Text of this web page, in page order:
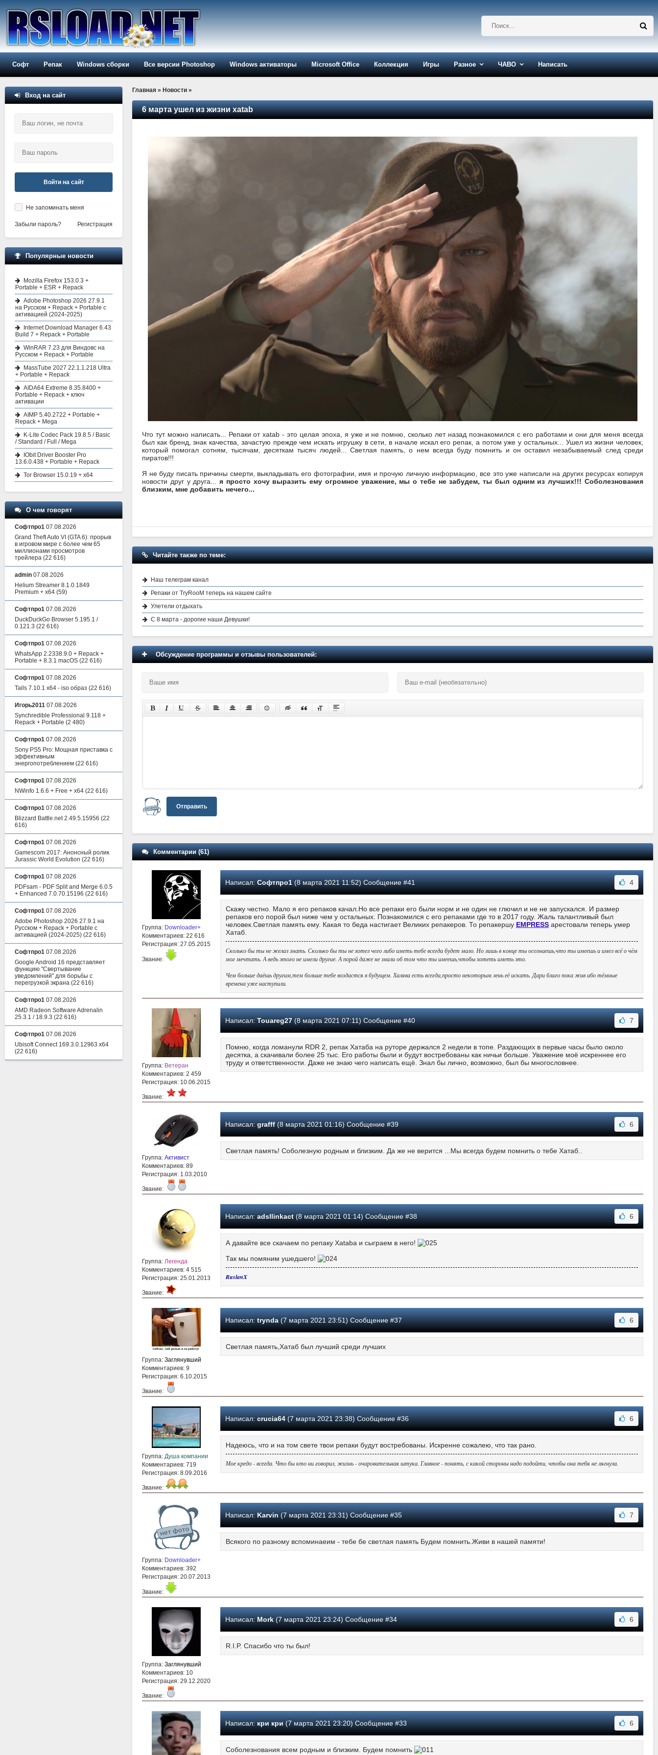
Софт Репак Windows сборки Все версии Photoshop Windows активаторы Microsoft Office Коллекция Игры Разное ЧАВО Написать
Главная » Новости »
6 марта ушел из жизни xatab
Что тут можно написать... Репаки от xatab - это целая эпоха, я уже и не помню, сколько лет назад познакомился с его работами и они для меня всегда
был как бренд, знак качества, зачастую прежде чем искать игрушку в сети, в начале искал его репак, а потом уже у остальных... Ушел из жизни человек,
который помогал сотням, тысячам, десяткам тысяч людей... Светлая память, о нем всегда буду помнить и он оставил незабываемый след среди
пиратов!!!
Я не буду писать причины смерти, выкладывать его фотографии, имя и прочую личную информацию, все это уже написали на других ресурсах копируя
новости друг у друга...я просто хочу выразить ему огромное уважение, мы о тебе не забудем, ты был одним из лучших!!! Соболезнования
близким, мне добавить нечего...
Читайте также по теме:
Наш телеграм канал
Репаки от TryRooM теперь на нашем сайте
Улетели отдыхать
С 8 марта - дорогие наши Девушки!
Обсуждение программы и отзывы пользователей:
Отправить
Комментарии (61)
Группа: Downloader+
Комментариев: 22 616
Регистрация: 27.05.2015
Звание:
Написал: Софтпро1(8 марта 2021 11:52) Сообщение #41 4
Скажу честно. Мало я его репаков качал.Но все репаки его были норм и не один не глючил и не не запускался. И размер
репаков его порой был ниже чем у остальных. Познакомился с его репаками где то в 2017 году. Жаль талантливый был
человек.Светлая память ему. Какая то беда настигает Великих репакеров. То репакершу EMPRESS арестовали теперь умер
Хатаб.
Сколько бы ты не желал знать. Сколько бы ты не хотел чего либо иметь тебе всегда будет мало. Но лишь в конце ты осознаешь,что ты имеешь и имел всё о чём
мог мечтать. А ведь этого не имели другие. А порой даже не знали об том что ты имеешь,чтобы хотеть иметь это.
Чем больше даёшь другим,тем больше тебе воздастся в будущем. Халява есть всегда,просто некоторым лень её искать. Дари благо пока жив ибо тёмные
времена уже наступили.
Группа: Ветеран
Комментариев: 2 459
Регистрация: 10.06.2015
Звание:
Написал: Touareg27(8 марта 2021 07:11) Сообщение #40 7
Помню, когда ломанули RDR 2, репак Хатаба на руторе держался 2 недели в топе. Раздающих в первые часы было около
десятка, а скачивали более 25 тыс. Его работы были и будут востребованы как ничьи больше. Уважение моё искреннее его
труду и ответственности. Даже не знаю чего написать ещё. Знал бы лично, возможно, был бы многословнее.
Группа: Активист
Комментариев: 89
Регистрация: 1.03.2010
Звание:
Написал: grafff(8 марта 2021 01:16) Сообщение #39 6
Светлая память! Соболезную родным и близким. Да же не верится ...Мы всегда будем помнить о тебе Хатаб..
Группа: Легенда
Комментариев: 4 515
Регистрация: 25.01.2013
Звание:
Написал: adsllinkact(8 марта 2021 01:14) Сообщение #38 6
А давайте все скачаем по репаку Xataba и сыграем в него!
Так мы помяним ушедшего!
RuslanX
Группа: Заглянувший
Комментариев: 9
Регистрация: 6.10.2015
Звание:
Написал: trynda(7 марта 2021 23:51) Сообщение #37 6
Светлая память,Хатаб был лучший среди лучших
Группа: Душа компании
Комментариев: 719
Регистрация: 8.09.2016
Звание:
Написал: crucia64(7 марта 2021 23:38) Сообщение #36 6
Надеюсь, что и на том свете твои репаки будут востребованы. Искренне сожалею, что так рано.
Мое кредо - всегда. Что бы кто ни говорил, жизнь - очаровательная штука. Главное - понять, с какой стороны надо подойти, чтобы она тебя не лягнула.
Группа: Downloader+
Комментариев: 392
Регистрация: 20.07.2013
Звание:
Написал: Karvin(7 марта 2021 23:31) Сообщение #35 7
Всякого по разному вспоминаеим - тебе бе светлая память Будем помнить.Живи в нашей памяти!
Группа: Заглянувший
Комментариев: 10
Регистрация: 29.12.2020
Звание:
Написал: Mork(7 марта 2021 23:24) Сообщение #34 6
R.I.P. Спасибо что ты был!
Написал: кри кри(7 марта 2021 23:20) Сообщение #33 6
Соболезнования всем родным и близким. Будем помнить
Вход на сайт
Войти на сайт
Не запоминать меня
Забыли пароль? Регистрация
Популярные новости
Mozilla Firefox 153.0.3 +
Portable + ESR + Repack
Adobe Photoshop 2026 27.9.1
на Русском + Repack + Portable с
активацией (2024-2025)
Internet Download Manager 6.43
Build 7 + Repack + Portable
WinRAR 7.23 для Виндовс на
Русском + Repack + Portable
MassTube 2027 22.1.1.218 Ultra
+ Portable + Repack
AIDA64 Extreme 8.35.8400 +
Portable + Repack + ключ
активации
AIMP 5.40.2722 + Portable +
Repack + Mega
K-Lite Codec Pack 19.8.5 / Basic
/ Standard / Full / Mega
IObit Driver Booster Pro
13.6.0.438 + Portable + Repack
Tor Browser 15.0.19 + x64
О чем говорят
Софтпро1 07.08.2026
Grand Theft Auto VI (GTA 6): прорыв
в игровом мире с более чем 65
миллионами просмотров
трейлера (22 616)
admin 07.08.2026
Helium Streamer 8.1.0.1849
Premium + x64 (59)
Софтпро1 07.08.2026
DuckDuckGo Browser 5.195.1 /
0.121.3 (22 616)
Софтпро1 07.08.2026
WhatsApp 2.2338.9.0 + Repack +
Portable + 8.3.1 macOS (22 616)
Софтпро1 07.08.2026
Tails 7.10.1 x64 - iso образ (22 616)
Игорь2011 07.08.2026
Synchredible Professional 9.118 +
Repack + Portable (2 480)
Софтпро1 07.08.2026
Sony PS5 Pro: Мощная приставка с
эффективным
энергопотреблением (22 616)
Софтпро1 07.08.2026
NWinfo 1.6.6 + Free + x64 (22 616)
Софтпро1 07.08.2026
Blizzard Battle.net 2.49.5.15956 (22
616)
Софтпро1 07.08.2026
Gamescom 2017: Анонсный ролик
Jurassic World Evolution (22 616)
Софтпро1 07.08.2026
PDFsam - PDF Split and Merge 6.0.5
+ Enhanced 7.0.70.15196 (22 616)
Софтпро1 07.08.2026
Adobe Photoshop 2026 27.9.1 на
Русском + Repack + Portable с
активацией (2024-2025) (22 616)
Софтпро1 07.08.2026
Google Android 16 представляет
функцию "Свертывание
уведомлений" для борьбы с
перегрузкой экрана (22 616)
Софтпро1 07.08.2026
AMD Radeon Software Adrenalin
25.3.1 / 18.9.3 (22 616)
Софтпро1 07.08.2026
Ubisoft Connect 169.3.0.12963 x64
(22 616)